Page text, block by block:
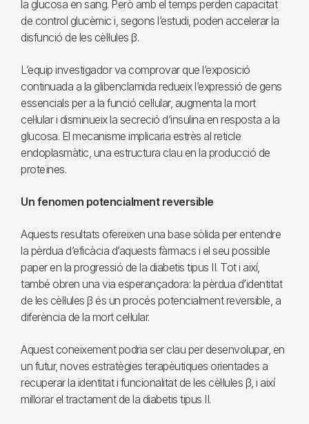
la glucosa en sang. Però amb el temps perden capacitat
de control glucèmic i, segons l’estudi, poden accelerar la
disfunció de les cèl·lules β.
L’equip investigador va comprovar que l’exposició
continuada a la glibenclamida redueix l’expressió de gens
essencials per a la funció cel·lular, augmenta la mort
cel·lular i disminueix la secreció d’insulina en resposta a la
glucosa. El mecanisme implicaria estrès al reticle
endoplasmàtic, una estructura clau en la producció de
proteïnes.
Un fenomen potencialment reversible
Aquests resultats ofereixen una base sòlida per entendre
la pèrdua d’eficàcia d’aquests fàrmacs i el seu possible
paper en la progressió de la diabetis tipus II. Tot i així,
també obren una via esperançadora: la pèrdua d’identitat
de les cèl·lules β és un procés potencialment reversible, a
diferència de la mort cel·lular.
Aquest coneixement podria ser clau per desenvolupar, en
un futur, noves estratègies terapèutiques orientades a
recuperar la identitat i funcionalitat de les cèl·lules β, i així
millorar el tractament de la diabetis tipus II.